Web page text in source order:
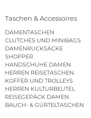
Taschen & Accessoires
DAMENTASCHEN
CLUTCHES UND MINIBAGS
DAMENRUCKSÄCKE
SHOPPER
HANDSCHUHE DAMEN
HERREN REISETASCHEN
KOFFER UND TROLLEYS
HERREN KULTURBEUTEL
REISEGEPÄCK DAMEN
BAUCH- & GÜRTELTASCHEN